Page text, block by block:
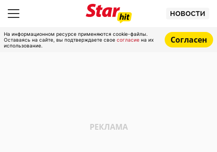
НОВОСТИ
На информационном ресурсе применяются cookie-файлы.
Оставаясь на сайте, вы подтверждаете свое согласие на их
использование.
Согласен